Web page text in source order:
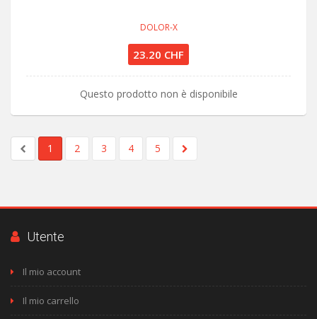
DOLOR-X
23.20 CHF
Questo prodotto non è disponibile
1 2 3 4 5
Utente
Il mio account
Il mio carrello